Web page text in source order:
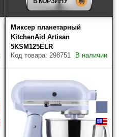
Миксер планетарный
KitchenAid Artisan
5KSM125ELR
Код товара: 298751
В наличии